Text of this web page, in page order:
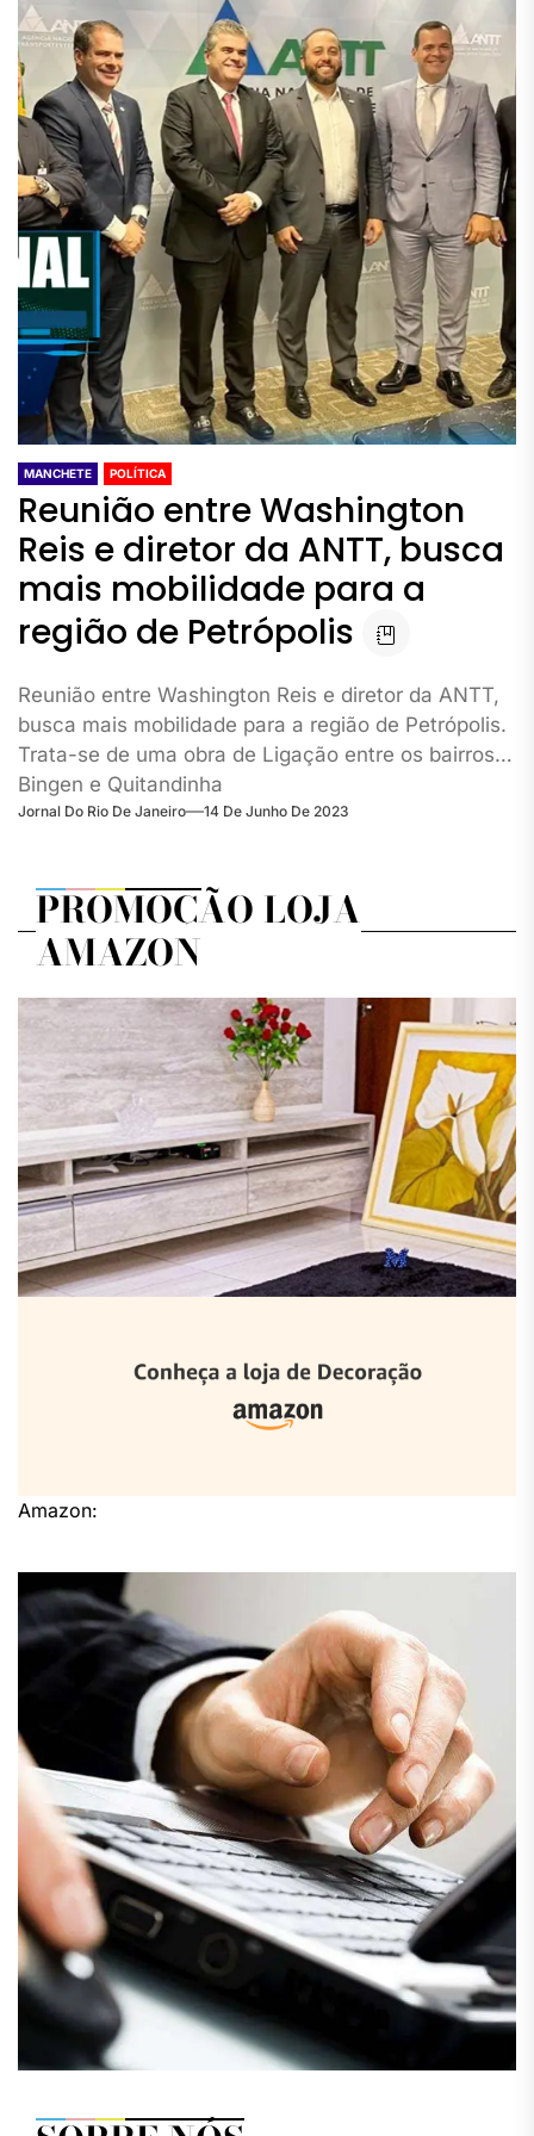
MANCHETE POLÍTICA
Reunião entre Washington
Reis e diretor da ANTT, busca
mais mobilidade para a
região de Petrópolis
Reunião entre Washington Reis e diretor da ANTT,
busca mais mobilidade para a região de Petrópolis.
Trata-se de uma obra de Ligação entre os bairros
Bingen e Quitandinha
Jornal Do Rio De Janeiro 14 De Junho De 2023
PROMOÇÃO LOJA
AMAZON
Amazon: